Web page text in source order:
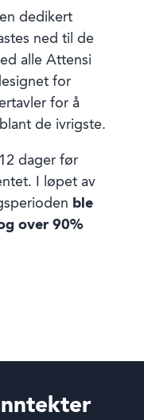
dedikert
ned til de
alle Attensi
for
for å
de ivrigste.
dager før
I løpet av
ble
over 90%